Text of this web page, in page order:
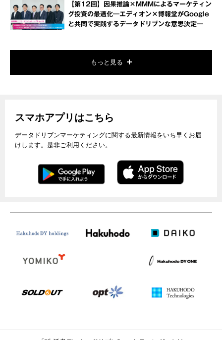
【第12回】因果推論×MMMによるマーケティン
グ投資の最適化―エディオン×博報堂がGoogle
と共同で実践するデータドリブンな意思決定―
もっと見る
スマホアプリはこちら
データドリブンマーケティングに関する最新情報をいち早くお届
けします。是非ご利用ください。